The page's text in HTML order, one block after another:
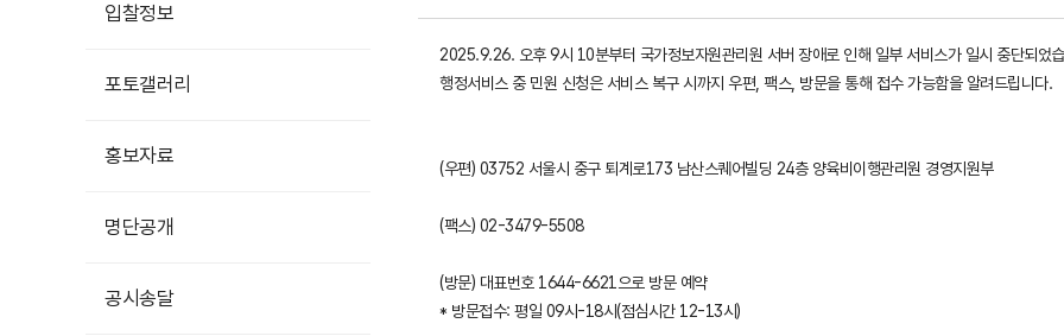
입찰정보
포토갤러리
홍보자료
명단공개
공시송달
2025.9.26. 오후 9시 10분부터 국가정보자원관리원 서버 장애로 인해 일부 서비스가 일시 중단되었
행정서비스 중 민원 신청은 서비스 복구 시까지 우편, 팩스, 방문을 통해 접수 가능함을 알려드립니다.
(우편) 03752 서울시 중구 퇴계로173 남산스퀘어빌딩 24층 양육비이행관리원 경영지원부
(팩스) 02-3479-5508
(방문) 대표번호 1644-6621으로 방문 예약
* 방문접수: 평일 09시-18시(점심시간 12-13시)